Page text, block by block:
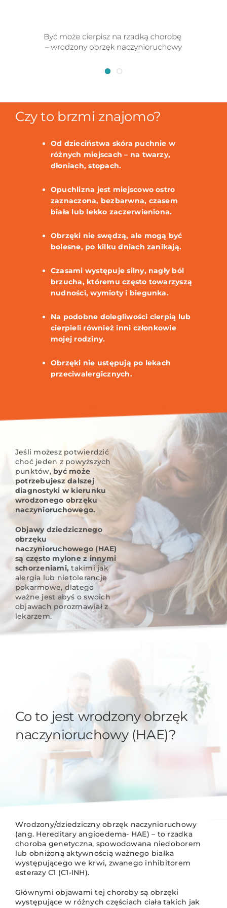
Czy to brzmi znajomo?
Od dzieciństwa skóra puchnie w
różnych miejscach – na twarzy,
dłoniach, stopach.
Opuchlizna jest miejscowo ostro
zaznaczona, bezbarwna, czasem
biała lub lekko zaczerwieniona.
Obrzęki nie swędzą, ale mogą być
bolesne, po kilku dniach zanikają.
Czasami występuje silny, nagły ból
brzucha, któremu często towarzyszą
nudności, wymioty i biegunka.
Na podobne dolegliwości cierpią lub
cierpieli również inni członkowie
mojej rodziny.
Obrzęki nie ustępują po lekach
przeciwalergicznych.
Jeśli możesz potwierdzić
choć jeden z powyższych
punktów, być może
potrzebujesz dalszej
diagnostyki w kierunku
wrodzonego obrzęku
naczynioruchowego.
Objawy dziedzicznego
obrzęku
naczynioruchowego (HAE)
są często mylone z innymi
schorzeniami, takimi jak
alergia lub nietolerancje
pokarmowe, dlatego
ważne jest abyś o swoich
objawach porozmawiał z
lekarzem.
Co to jest wrodzony obrzęk
naczynioruchowy (HAE)?
Wrodzony/dziedziczny obrzęk naczynioruchowy
(ang. Hereditary angioedema- HAE) – to rzadka
choroba genetyczna, spowodowana niedoborem
lub obniżoną aktywnością ważnego białka
występującego we krwi, zwanego inhibitorem
esterazy C1 (C1-INH).
Głównymi objawami tej choroby są obrzęki
występujące w różnych częściach ciała takich jak